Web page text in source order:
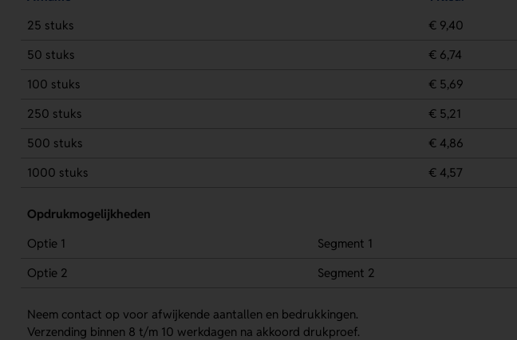
25 stuks
€ 9,40
50 stuks
€ 6,74
100 stuks
€ 5,69
250 stuks
€ 5,21
500 stuks
€ 4,86
1000 stuks
€ 4,57
Opdrukmogelijkheden
Optie 1
Segment 1
Optie 2
Segment 2
Neem contact op voor afwijkende aantallen en bedrukkingen.
Verzending binnen 8 t/m 10 werkdagen na akkoord drukproef.